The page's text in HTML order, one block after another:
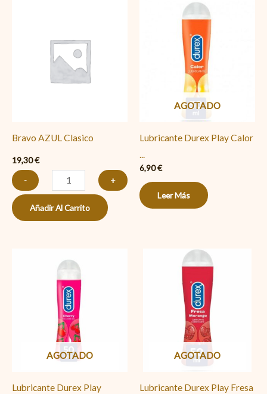
Bravo AZUL Clasico
19,30€
-
Clasico
cantidad
+
Añadir Al Carrito
AGOTADO
Lubricante Durex Play Calor
...
6,90€
Leer Más
AGOTADO
Lubricante Durex Play
AGOTADO
Lubricante Durex Play Fresa